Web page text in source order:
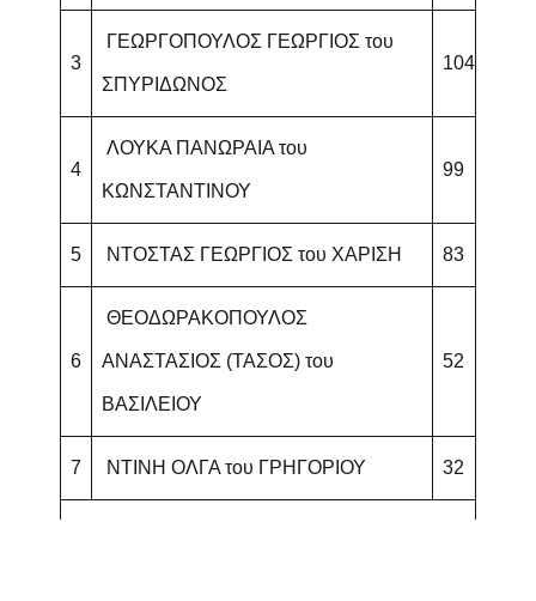
3
ΓΕΩΡΓΟΠΟΥΛΟΣ ΓΕΩΡΓΙΟΣ του
ΣΠΥΡΙΔΩΝΟΣ
104
4
ΛΟΥΚΑ ΠΑΝΩΡΑΙΑ του
ΚΩΝΣΤΑΝΤΙΝΟΥ
99
5 ΝΤΟΣΤΑΣ ΓΕΩΡΓΙΟΣ του ΧΑΡΙΣΗ 83
6
ΘΕΟΔΩΡΑΚΟΠΟΥΛΟΣ
ΑΝΑΣΤΑΣΙΟΣ (ΤΑΣΟΣ) του
ΒΑΣΙΛΕΙΟΥ
52
7 ΝΤΙΝΗ ΟΛΓΑ του ΓΡΗΓΟΡΙΟΥ 32